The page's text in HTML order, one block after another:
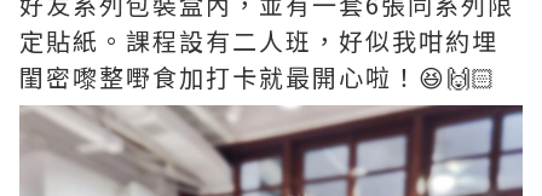
定貼紙。課程設有二人班，好似我咁約埋
閨密嚟整嘢食加打卡就最開心啦！😆🙌🏻